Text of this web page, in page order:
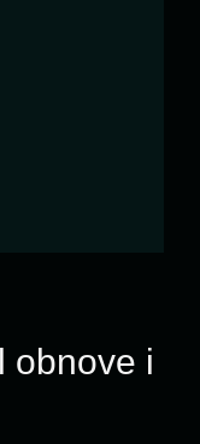
obnove i